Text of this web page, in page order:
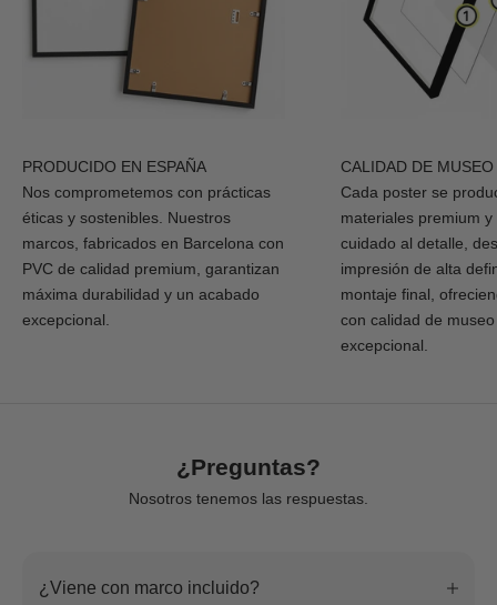
PRODUCIDO EN ESPAÑA
Nos comprometemos con prácticas
éticas y sostenibles. Nuestros
marcos, fabricados en Barcelona con
PVC de calidad premium, garantizan
máxima durabilidad y un acabado
excepcional.
CALIDAD DE MUSEO
Cada poster se
materiales premium
cuidado al detalle,
impresión de alta
montaje final,
con calidad de
excepcional.
¿Preguntas?
Nosotros tenemos las respuestas.
¿Viene con marco incluido?